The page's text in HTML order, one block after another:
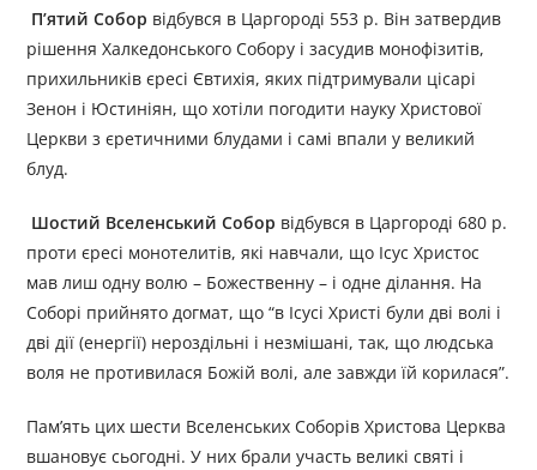
П’ятий Собор відбувся в Царгороді 553 р. Він затвердив
рішення Халкедонського Собору і засудив монофізитів,
прихильників єресі Євтихія, яких підтримували цісарі
Зенон і Юстиніян, що хотіли погодити науку Христової
Церкви з єретичними блудами і самі впали у великий
блуд.
Шостий Вселенський Собор відбувся в Царгороді 680 р.
проти єресі монотелитів, які навчали, що Ісус Христос
мав лиш одну волю – Божественну – і одне ділання. На
Соборі прийнято догмат, що “в Ісусі Христі були дві волі і
дві дії (енергії) нероздільні і незмішані, так, що людська
воля не противилася Божій волі, але завжди їй корилася”.
Пам’ять цих шести Вселенських Соборів Христова Церква
вшановує сьогодні. У них брали участь великі святі і